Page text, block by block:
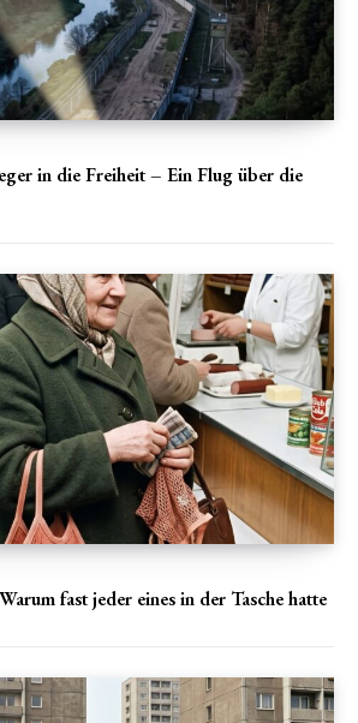
in die Freiheit – Ein Flug über die
fast jeder eines in der Tasche hatte